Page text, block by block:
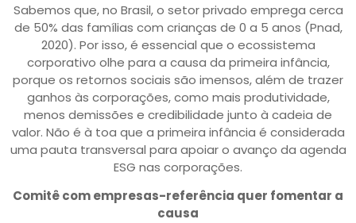
Sabemos que, no Brasil, o setor privado emprega cerca
de 50% das famílias com crianças de 0 a 5 anos (Pnad,
2020). Por isso, é essencial que o ecossistema
corporativo olhe para a causa da primeira infância,
porque os retornos sociais são imensos, além de trazer
ganhos às corporações, como mais produtividade,
menos demissões e credibilidade junto à cadeia de
valor. Não é à toa que a primeira infância é considerada
uma pauta transversal para apoiar o avanço da agenda
ESG nas corporações.
Comitê com empresas-referência quer fomentar a
causa